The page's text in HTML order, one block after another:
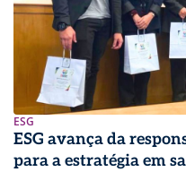
ESG
ESG avança da
para a estratégia em